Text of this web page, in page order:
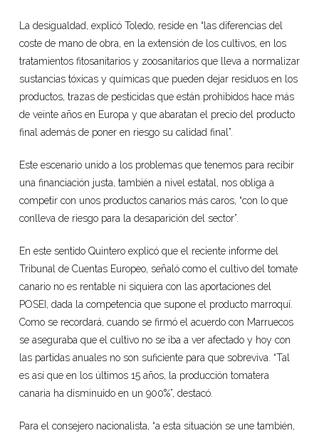
La desigualdad, explicó Toledo, reside en “las diferencias del
coste de mano de obra, en la extensión de los cultivos, en los
tratamientos fitosanitarios y zoosanitarios que lleva a normalizar
sustancias tóxicas y químicas que pueden dejar residuos en los
productos, trazas de pesticidas que están prohibidos hace más
de veinte años en Europa y que abaratan el precio del producto
final además de poner en riesgo su calidad final”.
Este escenario unido a los problemas que tenemos para recibir
una financiación justa, también a nivel estatal, nos obliga a
competir con unos productos canarios más caros, “con lo que
conlleva de riesgo para la desaparición del sector”.
En este sentido Quintero explicó que el reciente informe del
Tribunal de Cuentas Europeo, señaló como el cultivo del tomate
canario no es rentable ni siquiera con las aportaciones del
POSEI, dada la competencia que supone el producto marroquí.
Como se recordará, cuando se firmó el acuerdo con Marruecos
se aseguraba que el cultivo no se iba a ver afectado y hoy con
las partidas anuales no son suficiente para que sobreviva. “Tal
es así que en los últimos 15 años, la producción tomatera
canaria ha disminuido en un 900%”, destacó.
Para el consejero nacionalista, “a esta situación se une también,